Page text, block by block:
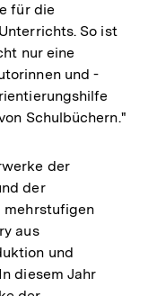
für die
So ist
nur eine
und -
Schulbüchern."
der
der
mehrstufigen
aus
und
diesem Jahr